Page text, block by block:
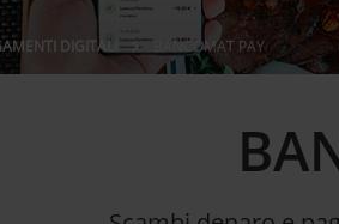
DIGITALI BANCOMAT PAY